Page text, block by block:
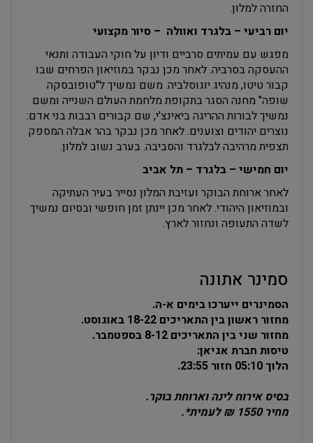
החזרה למלון.
יום רביעי – בלגרד ואוולה – סיור מקצועי
מפגש עם עמיתים סרביים ודיון על חוקי העבודה ותנאי
ההעסקה בסרביה. לאחר מכן נבקר במוזיאון הפרחים שבו
קבור טיטו, מנהיג יוגוסלביה. משם נמשיך ל"טופובסקה
שופה" מחנה הסגר בתקופת מלחמת העולם השנייה ומשם
נמשיך לבורות ההריגה ביאינצ'י, שם קבורים רבבות בני אדם:
נוצרים יהודים וצוענים. לאחר מכן נבקר בהר אבלה המספק
תצפית מרהיבה לבלגרד והסביבה. בערב נשוב למלון.
יום חמישי – בלגרד – תל אביב
לאחר ארוחת הבוקר ועזיבת המלון נסייר בעיר העתיקה
ובמוזיאון היהודי. לאחר מכן יינתן זמן חופשי ובסיום נמשיך
לשדה התעופה ונחזור לארץ.
סמינר אתונה
הסמינרים ייערכו בימים א-ה.
מחזור ראשון בין התאריכים 18-22 באוגוסט.
מחזור שני בין התאריכים 8-12 בספטמבר.
טיסות חברת אגיאן:
הלוך 05:10
חזור 23:55.
בסיס אירוח לינה וארוחת בוקר.
מחיר 1550 ₪ לעמית*.